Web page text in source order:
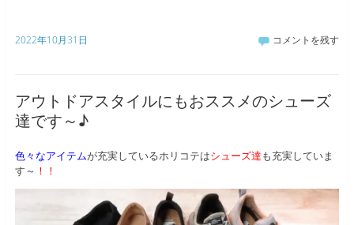
2022年10月31日 コメントを残す
アウトドアスタイルにもおススメのシューズ
達です～♪
色々なアイテムが充実しているホリコテはシューズ達も充実していま
す～ ！！